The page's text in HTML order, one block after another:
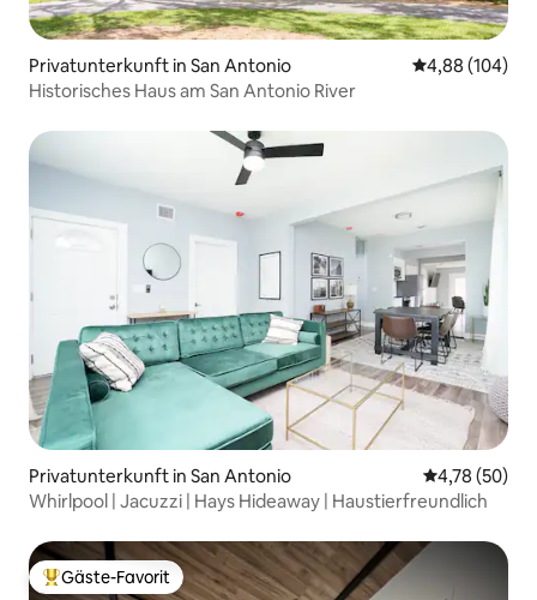
Privatunterkunft in San Antonio
4,88 (104)
Historisches Haus am San Antonio River
Privatunterkunft in San Antonio
4,78 (50)
Whirlpool | Jacuzzi | Hays Hideaway | Haustierfreundlich
Beliebter Gäste-Favorit.
Gäste-Favorit